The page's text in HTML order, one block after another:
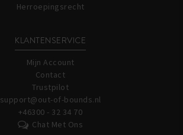
Herroepingsrecht
KLANTENSERVICE
Mijn Account
Contact
Trustpilot
support@out-of-bounds.nl
+46300 - 32 34 70
Chat Met Ons